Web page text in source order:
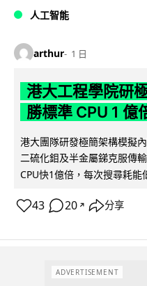
人工智能
arthur 1 日
港大工程學院研
勝標準 CPU 1 億
港大團隊研發極簡架構模擬
二硫化鉬及半金屬銻克服傳
CPU快1億倍，每次搜尋耗能
43 20 ↗ 分享
ADVERTISEMENT